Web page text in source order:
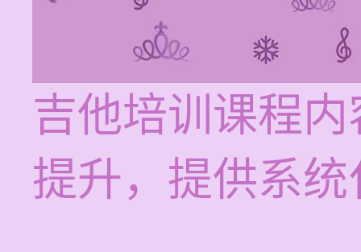
吉他培训课程
提升，提供系